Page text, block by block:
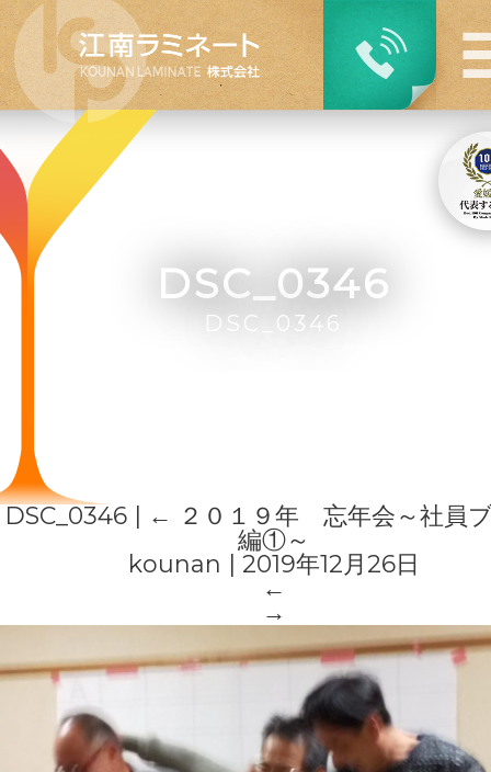
DSC_0346
DSC_0346 ← ２０１９年 忘年会～社員
編①～
kounan
2019年12月26日
←
→